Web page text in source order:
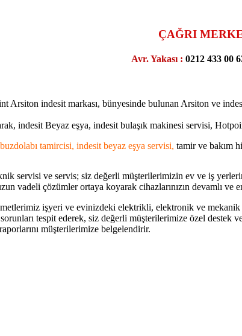
ÇAĞRI
Avr. Yakası : 0212 433 00
indesit markası, bünyesinde bulunan Arsiton ve
indesit Beyaz eşya, indesit bulaşık makinesi servisi,
tamircisi, indesit beyaz eşya servisi, tamir ve bakım
servisi ve servis; siz değerli müşterilerimizin ev ve iş
vadeli çözümler ortaya koyarak cihazlarınızın devamlı
işyeri ve evinizdeki elektrikli, elektronik ve
tespit ederek, siz değerli müşterilerimize özel destek
müşterilerimize belgelendirir.